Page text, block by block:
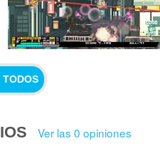
TODOS
Ver las 0 opiniones